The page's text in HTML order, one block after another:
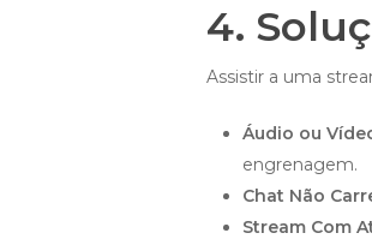
4.
Assistir a uma
Áudio ou
engrenagem.
Chat Não
Stream Com